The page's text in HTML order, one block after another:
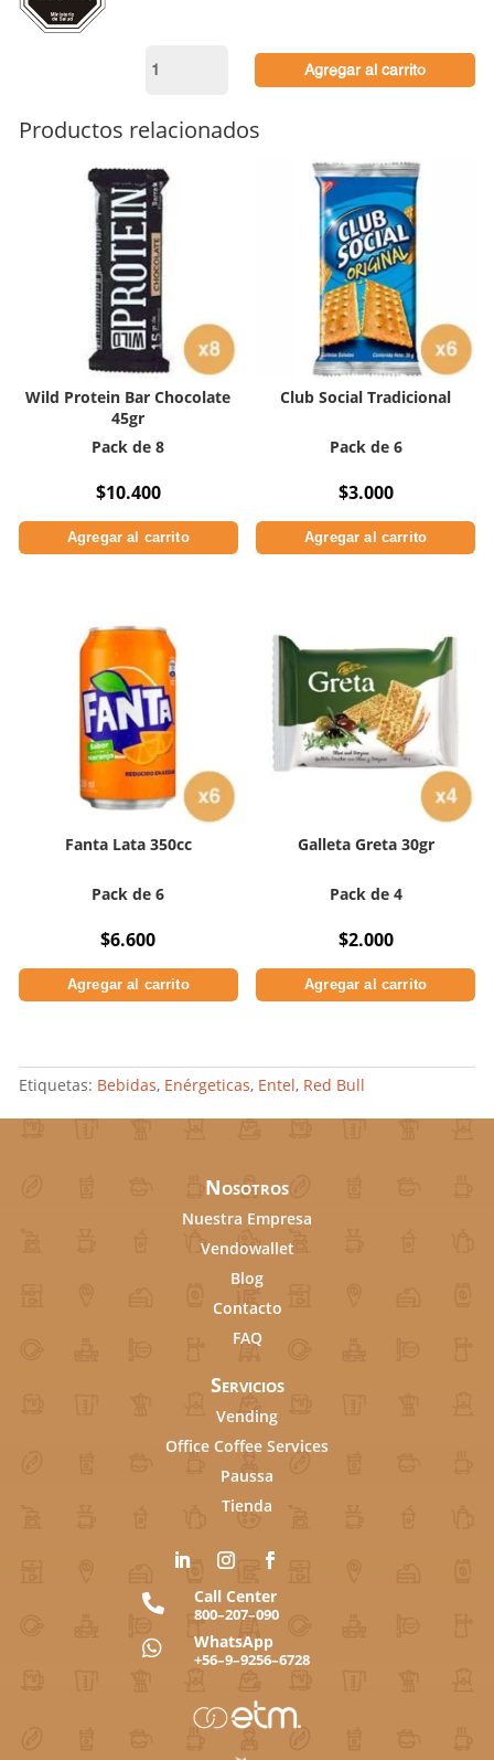
Bull
cantidad
Agregar al carrito
Productos relacionados
Wild Protein Bar Chocolate
45gr
Pack de 8
$10.400
Agregar al carrito
Club Social Tradicional
Pack de 6
$3.000
Agregar al carrito
Fanta Lata 350cc
Pack de 6
$6.600
Agregar al carrito
Galleta Greta 30gr
Pack de 4
$2.000
Agregar al carrito
Etiquetas: Bebidas, Enérgeticas, Entel, Red Bull
Nosotros
Nuestra Empresa
Vendowallet
Blog
Contacto
FAQ
Servicios
Vending
Office Coffee Services
Paussa
Tienda
 Call Center
800–207–090
 WhatsApp
+56–9–9256–6728